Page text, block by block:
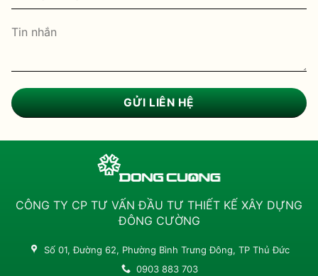
CÔNG TY CP TƯ VẤN ĐẦU TƯ THIẾT KẾ XÂY DỰNG
ĐÔNG CƯỜNG
Số 01, Đường 62, Phường Bình Trưng Đông, TP Thủ Đức
0903 883 703